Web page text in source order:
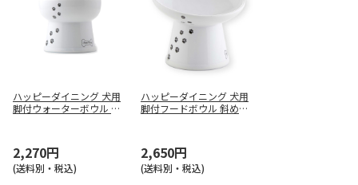
ハッピーダイニング 犬用
脚付ウォーターボウル ハ
2,270円
(送料別・税込)
ハッピーダイニング 犬用
脚付フードボウル 斜めタ
2,650円
(送料別・税込)